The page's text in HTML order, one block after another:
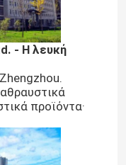
- Η λευκή
προϊόντα·